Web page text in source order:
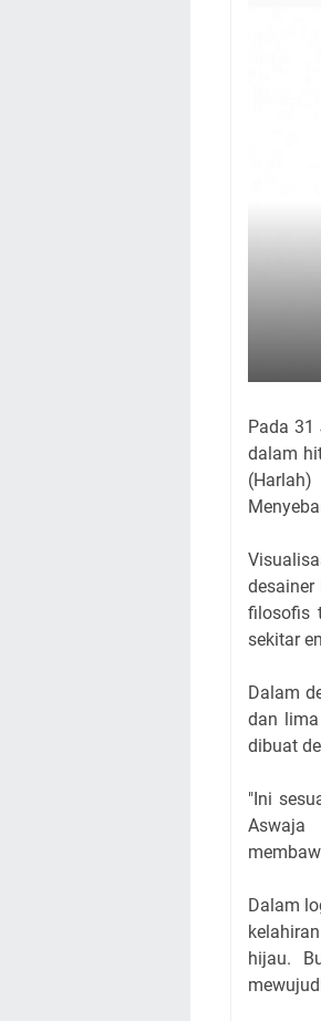
Pada 31
dalam
filosofis
sekitar
Dalam
dan
dibuat
"Ini
Aswaja
Dalam
hijau.